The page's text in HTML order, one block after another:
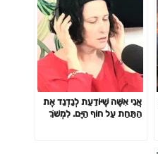
אֲנִי אִשָּׁה שֶׁיּוֹדַעַת לְנַדְנֵד אֶת
הַתַּחַת עַל חוֹף הַיָּם. לִמְשֹׁךְ